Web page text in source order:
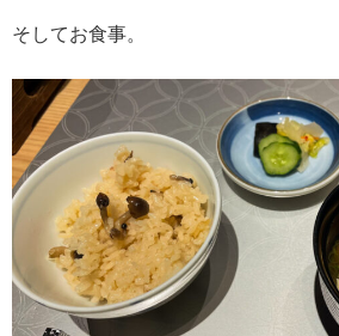
そしてお食事。